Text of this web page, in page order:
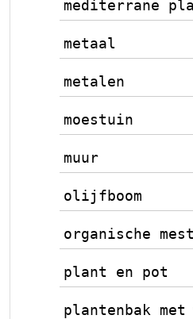
mediterrane
metaal
metalen
moestuin
muur
olijfboom
organische mest
plant en pot
plantenbak